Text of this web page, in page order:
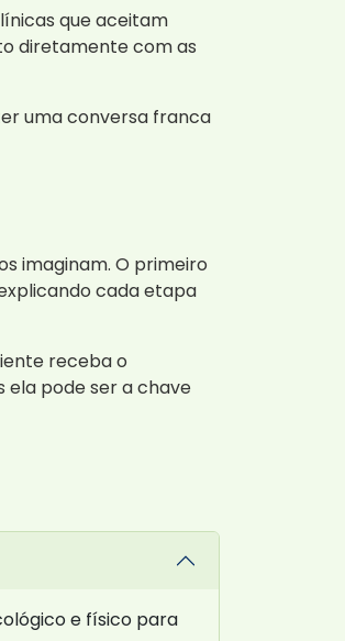
que aceitam
diretamente com as
uma conversa franca
imaginam. O primeiro
cada etapa
receba o
ela pode ser a chave
e físico para